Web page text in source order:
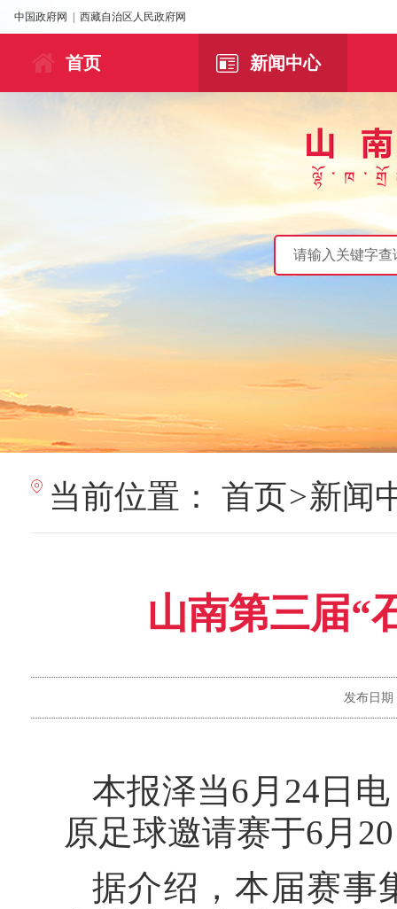
中国政府网 西藏自治区人民政府网
首页 新闻中心
当前位置： 首页>新闻
山南第三届“
发布日期
本报泽当6月24日
原足球邀请赛于6月
据介绍，本届赛事